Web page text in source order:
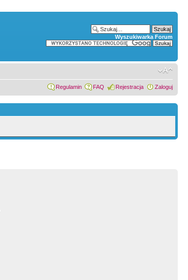
Wyszukiwarka Forum
Regulamin FAQ Rejestracja Zaloguj